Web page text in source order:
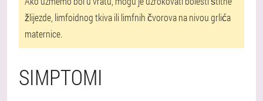
žlijezde, limfoidnog tkiva ili limfnih čvorova na nivou grlića
maternice.
SIMPTOMI